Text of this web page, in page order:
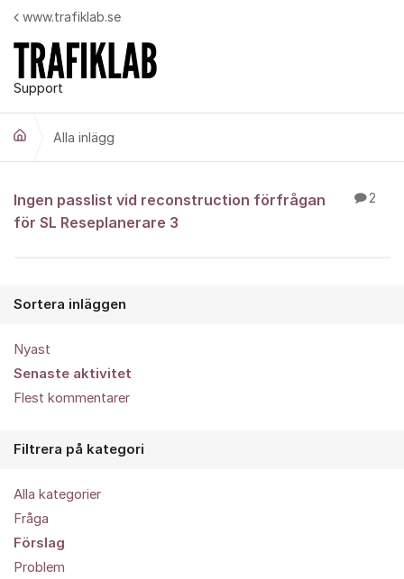
Hoppa till innehåll
Support
www.trafiklab.se
Alla inlägg
Alla inlägg
Ingen passlist vid reconstruction förfrågan
för SL Reseplanerare 3
2
Sortera inläggen
Nyast
Senaste aktivitet
Flest kommentarer
Filtrera på kategori
Alla kategorier
Fråga
Förslag
Problem